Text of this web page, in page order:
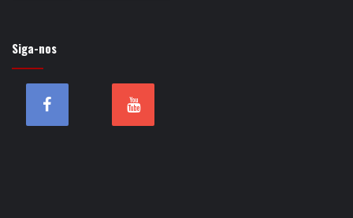
Siga-nos